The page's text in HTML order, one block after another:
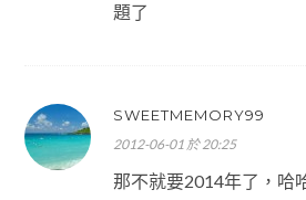
題了
SWEETMEMORY99
2012-06-01 於 20:25
那不就要2014年了，哈